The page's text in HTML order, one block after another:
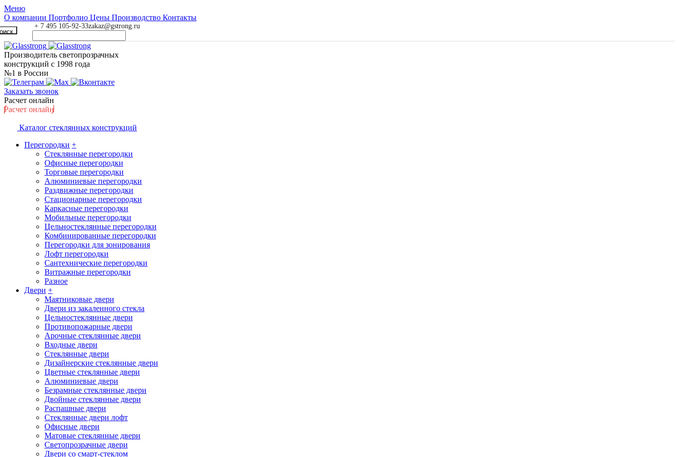
Меню
О компании Портфолио Цены Производство Контакты
+ 7 495 105-92-33zakaz@gstrong.ru
Производитель светопрозрачных
конструкций с 1998 года
№1 в России
Заказать звонок
Расчет онлайн
Расчет онлайн
Каталог стеклянных конструкций
Перегородки +
Стеклянные перегородки
Офисные перегородки
Торговые перегородки
Алюминиевые перегородки
Раздвижные перегородки
Стационарные перегородки
Каркасные перегородки
Мобильные перегородки
Цельностеклянные перегородки
Комбинированные перегородки
Перегородки для зонирования
Лофт перегородки
Сантехнические перегородки
Витражные перегородки
Разное
Двери +
Маятниковые двери
Двери из закаленного стекла
Цельностеклянные двери
Противопожарные двери
Арочные стеклянные двери
Входные двери
Стеклянные двери
Дизайнерские стеклянные двери
Цветные стеклянные двери
Алюминиевые двери
Безрамные стеклянные двери
Двойные стеклянные двери
Распашные двери
Стеклянные двери лофт
Офисные двери
Матовые стеклянные двери
Светопрозрачные двери
Двери со смарт-стеклом